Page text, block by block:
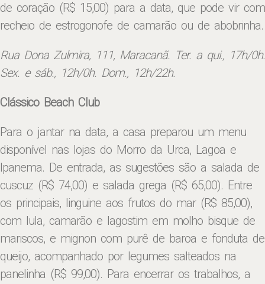
de coração (R$ 15,00) para a data, que pode vir com
recheio de estrogonofe de camarão ou de abobrinha.
Rua Dona Zulmira, 111, Maracanã. Ter. a qui., 17h/0h.
Sex. e sáb., 12h/0h. Dom., 12h/22h.
Clássico Beach Club
Para o jantar na data, a casa preparou um menu
disponível nas lojas do Morro da Urca, Lagoa e
Ipanema. De entrada, as sugestões são a salada de
cuscuz (R$ 74,00) e salada grega (R$ 65,00). Entre
os principais, linguine aos frutos do mar (R$ 85,00),
com lula, camarão e lagostim em molho bisque de
mariscos, e mignon com purê de baroa e fonduta de
queijo, acompanhado por legumes salteados na
panelinha (R$ 99,00). Para encerrar os trabalhos, a